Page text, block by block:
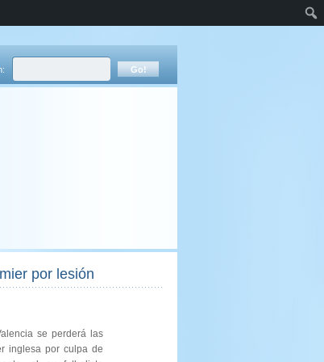
por lesión
se perderá las
inglesa por culpa de